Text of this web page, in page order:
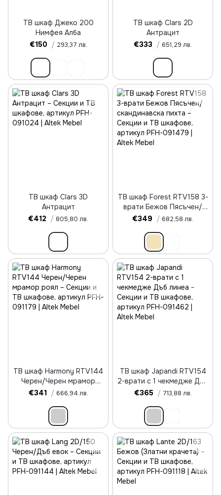
ТВ шкаф Джеко 200
Нимфея Алба
€150 / 293,37 лв.
ТВ шкаф Clars 2D
Антрацит
€333 / 651,29 лв.
ТВ шкаф Clars 3D
Антрацит
€412 / 805,80 лв.
ТВ шкаф Forest RTV158 3-
врати Бежов Пясъчен/
скандинавска пихта
€349 / 682,58 лв.
ТВ шкаф Harmony RTV144
Черен/Черен мрамор
роял
€341 / 666,94 лв.
ТВ шкаф Japandi RTV154
2-врати с 1 чекмедже Дъб
линеа
€365 / 713,88 лв.